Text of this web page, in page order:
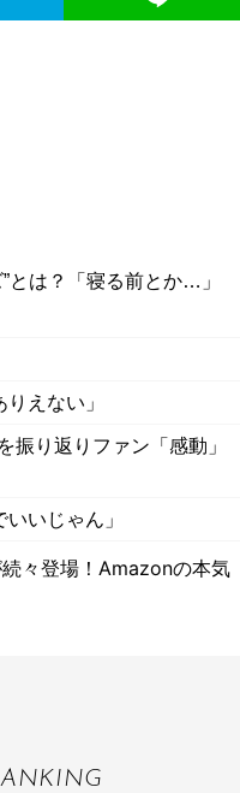
とは？「寝る前とか…」
えない」
振り返りファン「感動」
いじゃん」
々登場！Amazonの本気